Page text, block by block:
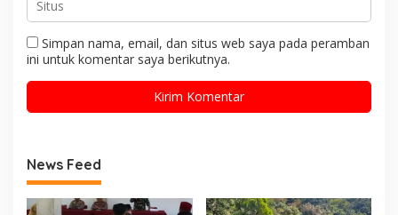
Simpan nama, email, dan situs web saya pada peramban
ini untuk komentar saya berikutnya.
News Feed